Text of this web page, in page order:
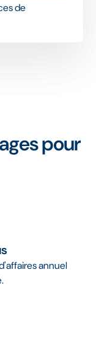
de
pour
annuel